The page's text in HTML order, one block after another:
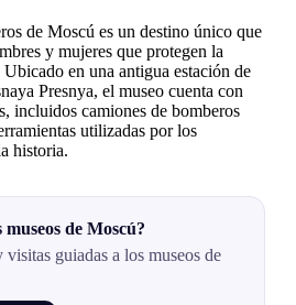
de Moscú es un destino único que
y mujeres que protegen la
en una antigua estación de
Presnya, el museo cuenta con
incluidos camiones de bomberos
utilizadas por los
historia.
de Moscú?
visitas guiadas a los museos de